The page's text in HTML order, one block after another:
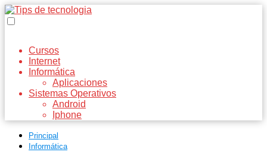
Cursos
Internet
Informática
Aplicaciones
Sistemas Operativos
Android
Iphone
Principal
Informática